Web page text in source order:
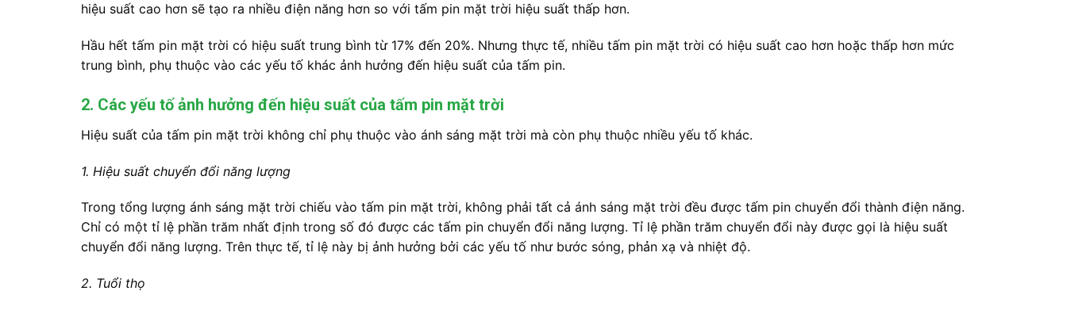
hiệu suất cao hơn sẽ tạo ra nhiều điện năng hơn so với tấm pin mặt trời hiệu suất thấp hơn.
Hầu hết tấm pin mặt trời có hiệu suất trung bình từ 17% đến 20%. Nhưng thực tế, nhiều tấm pin mặt trời có hiệu suất cao hơn hoặc thấp hơn mức
trung bình, phụ thuộc vào các yếu tố khác ảnh hưởng đến hiệu suất của tấm pin.
2. Các yếu tố ảnh hưởng đến hiệu suất của tấm pin mặt trời
Hiệu suất của tấm pin mặt trời không chỉ phụ thuộc vào ánh sáng mặt trời mà còn phụ thuộc nhiều yếu tố khác.
1. Hiệu suất chuyển đổi năng lượng
Trong tổng lượng ánh sáng mặt trời chiếu vào tấm pin mặt trời, không phải tất cả ánh sáng mặt trời đều được tấm pin chuyển đổi thành điện năng.
Chỉ có một tỉ lệ phần trăm nhất định trong số đó được các tấm pin chuyển đổi năng lượng. Tỉ lệ phần trăm chuyển đổi này được gọi là hiệu suất
chuyển đổi năng lượng. Trên thực tế, tỉ lệ này bị ảnh hưởng bởi các yếu tố như bước sóng, phản xạ và nhiệt độ.
2. Tuổi thọ